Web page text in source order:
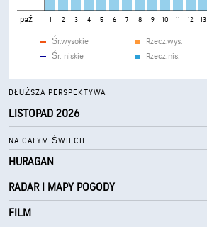
paź 1 2 3 4 5 6 7 8 9 10 11 12 13
Śr.wysokie
Śr. niskie
Rzecz.wys.
Rzecz.nis.
DŁUŻSZA PERSPEKTYWA
LISTOPAD 2026
NA CAŁYM ŚWIECIE
HURAGAN
RADAR I MAPY POGODY
FILM